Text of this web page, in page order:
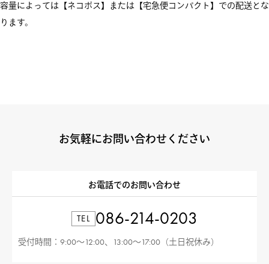
容量によっては【ネコポス】または【宅急便コンパクト】での配送とな
ります。
お気軽にお問い合わせください
お電話でのお問い合わせ
TEL 086-214-0203
受付時間：9:00〜12:00、13:00〜17:00（土日祝休み）